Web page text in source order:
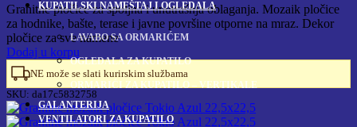
KUPATILSKI NAMEŠTAJ I OGLEDALA
LAVABO SA ORMARIĆEM
OGLEDALA ZA KUPATILO
ORMARIĆI ZA KUPATILO – VERTIKALE
GALANTERIJA
VENTILATORI ZA KUPATILO
Granitne pločice za spoljna i unutrašnja oblaganja. Mozaik pločice
za hodnike, bašte, terase i javne površine otporne na mraz. Dekor
pločice za sve namene
Dodaj u korpu
NE može se slati kurirskim službama
SKU: da17c5832758